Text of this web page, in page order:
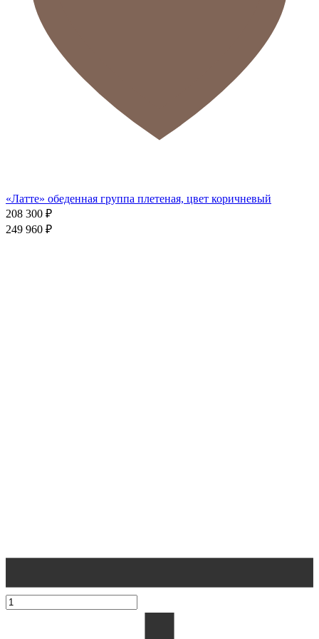
«Латте» обеденная группа плетеная, цвет коричневый
208 300 ₽
249 960 ₽